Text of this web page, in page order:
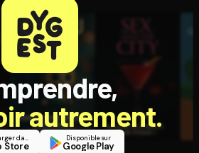
autrement.
Télécharger dans
Store
Disponible sur
Google Play